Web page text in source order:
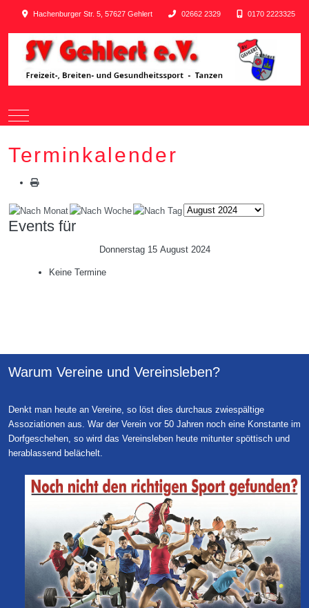
Hachenburger Str. 5, 57627 Gehlert 02662 2329 0170 2223325
Mobile Menu Toggle
Terminkalender
Events für
Donnerstag 15 August 2024
Keine Termine
Warum Vereine und Vereinsleben?
Denkt man heute an Vereine, so löst dies durchaus zwiespältige
Assoziationen aus. War der Verein vor 50 Jahren noch eine Konstante im
Dorfgeschehen, so wird das Vereinsleben heute mitunter spöttisch und
herablassend belächelt.